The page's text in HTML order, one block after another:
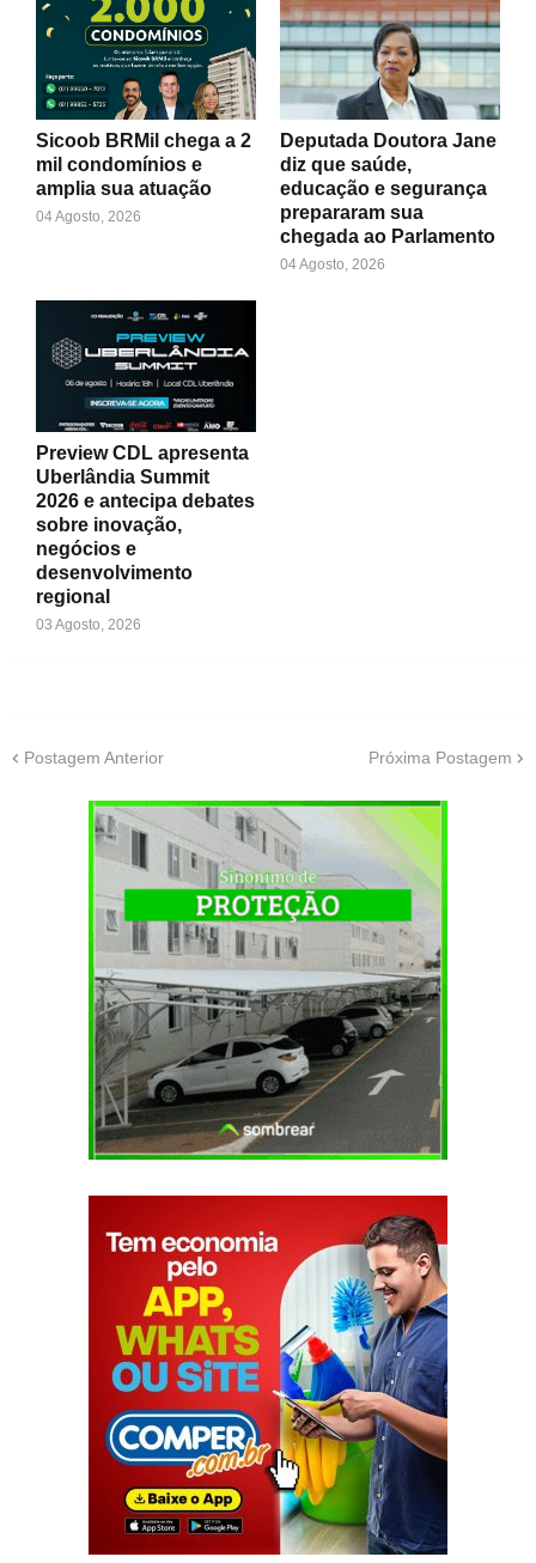
Sicoob BRMil chega a 2
mil condomínios e
amplia sua atuação
04 Agosto, 2026
Deputada Doutora Jane
diz que saúde,
educação e segurança
prepararam sua
chegada ao Parlamento
04 Agosto, 2026
Preview CDL apresenta
Uberlândia Summit
2026 e antecipa debates
sobre inovação,
negócios e
desenvolvimento
regional
03 Agosto, 2026
Postagem Anterior Próxima Postagem